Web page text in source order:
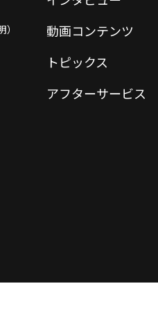
動画コンテンツ
トピックス
アフターサービス